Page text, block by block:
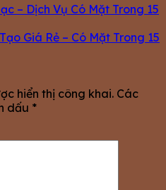
– Dịch Vụ Có Mặt Trong 15
Giá Rẻ – Có Mặt Trong 15
hiển thị công khai. Các
dấu *